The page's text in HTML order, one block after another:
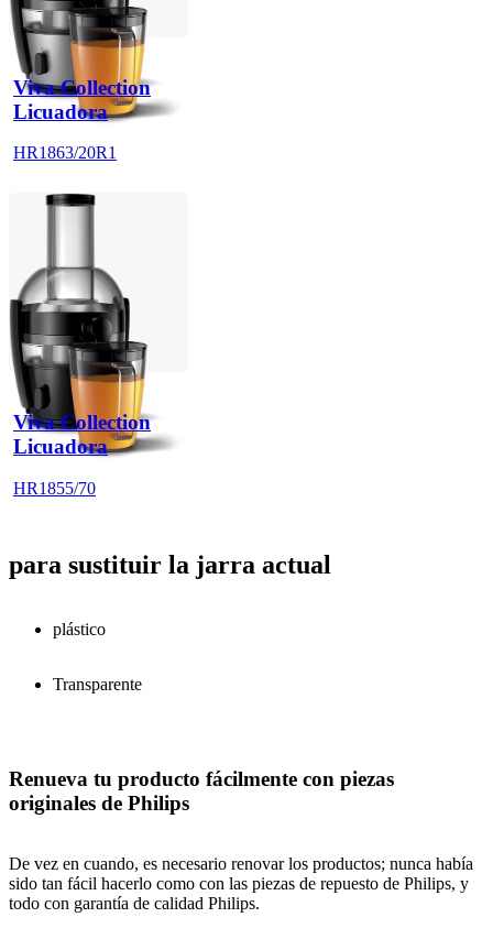
Viva Collection
Licuadora
HR1863/20R1
Viva Collection
Licuadora
HR1855/70
para sustituir la jarra actual
plástico
Transparente
Renueva tu producto fácilmente con piezas
originales de Philips
De vez en cuando, es necesario renovar los productos; nunca había
sido tan fácil hacerlo como con las piezas de repuesto de Philips, y
todo con garantía de calidad Philips.